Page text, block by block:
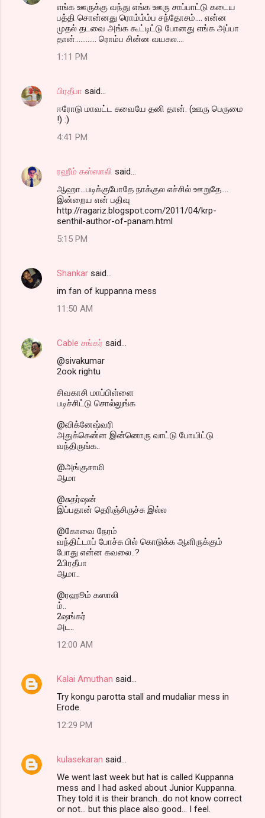
எங்க ஊருக்கு வந்து எங்க ஊரு சாப்பாட்டு கடைய
பத்தி சொன்னது ரொம்ம்ம்ப சந்தோசம்.... என்ன
முதல் தடவை அங்க கூட்டிட்டு போனது எங்க அப்பா
தான்............ ரொம்ப சின்ன வயசுல....
1:11 PM
பிரதீபா said…
ஈரோடு மாவட்ட சுவையே தனி தான். (ஊரு பெருமை
!) :)
4:41 PM
ரஹீம் கஸ்ஸாலி said…
ஆஹா...படிக்குபோதே நாக்குல எச்சில் ஊறுதே....
இன்றைய என் பதிவு
http://ragariz.blogspot.com/2011/04/krp-
senthil-author-of-panam.html
5:15 PM
Shankar said…
im fan of kuppanna mess
11:50 AM
Cable சங்கர் said…
@sivakumar
2ook rightu
சிவகாசி மாப்பிள்ளை
படிச்சிட்டு சொல்லுங்க
@விக்னேஷ்வரி
அதுக்கென்ன இன்னொரு வாட்டு போயிட்டு
வந்திருங்க..
@அங்குசாமி
ஆமா
@சுதர்ஷன்
இப்பதான் தெரிஞ்சிருச்சு இல்ல
@கோவை நேரம்
வந்திட்டாப் போச்சு பில் கொடுக்க ஆளிருக்கும்
போது என்ன கவலை..?
2பிரதீபா
ஆமா..
@ரஹூம் கஸாலி
ம்..
2ஷங்கர்
அட..
12:00 AM
Kalai Amuthan said…
Try kongu parotta stall and mudaliar mess in
Erode.
12:29 PM
kulasekaran said…
We went last week but hat is called Kuppanna
mess and I had asked about Junior Kuppanna.
They told it is their branch...do not know correct
or not... but this place also good... I feel.